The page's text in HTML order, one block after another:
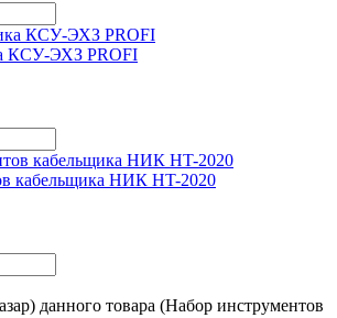
КСУ-ЭХЗ PROFI
кабельщика НИК HT-2020
данного товара (Набор инструментов